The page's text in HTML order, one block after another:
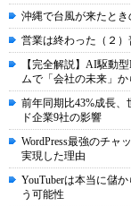
沖縄で台風が来たと
営業は終わった（２
【完全解説】AI駆動
ムで「会社の未来」
前年同期比43%成長
ド企業9社の影響
WordPress最強のチャ
実現した理由
YouTuberは本当に儲
う可能性